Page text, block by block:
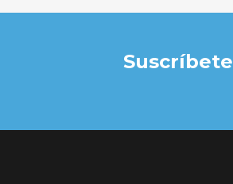
Suscríbete